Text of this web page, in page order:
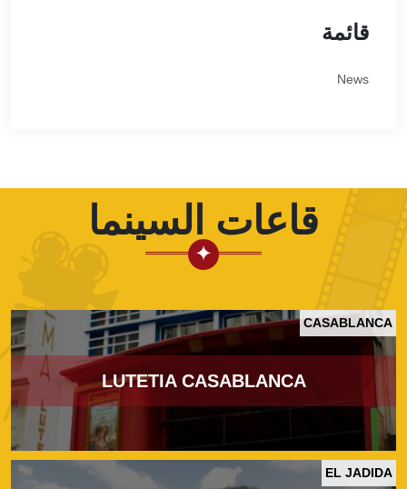
قائمة
News
قاعات السينما
CASABLANCA
LUTETIA CASABLANCA
EL JADIDA